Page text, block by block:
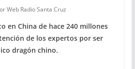
Web Radio Santa Cruz
en China de hace 240 millones
de los expertos por ser
dragón chino.